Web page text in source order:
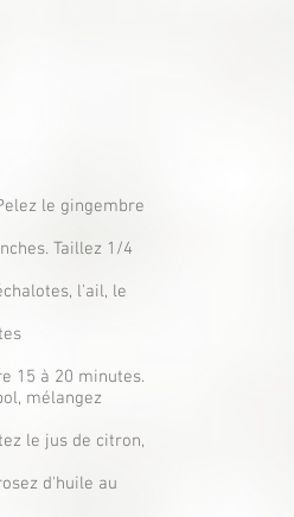
le gingembre
Taillez 1/4
l'ail, le
15 à 20 minutes.
mélangez
le jus de citron,
d'huile au